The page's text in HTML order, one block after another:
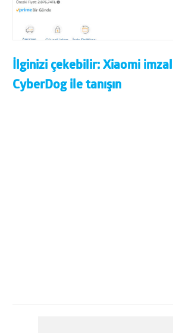
İlginizi çekebilir:Xiaomi
CyberDog ile tanışın